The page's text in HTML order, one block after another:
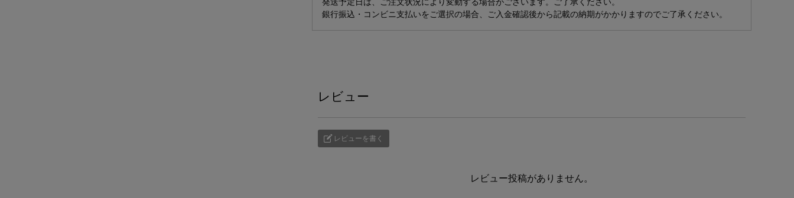
銀行振込・コンビニ支払いをご選択の場合、ご入金確認後から記載の納期がかかりますのでご了承ください。
レビュー
レビューを書く
レビュー投稿がありません。